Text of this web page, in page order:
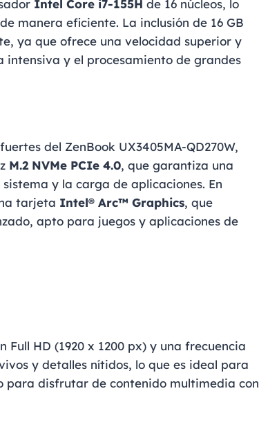
Intel Core i7-155H de 16 núcleos, lo
manera eficiente. La inclusión de 16 GB
ya que ofrece una velocidad superior y
y el procesamiento de grandes
del ZenBook UX3405MA-QD270W,
M.2 NVMe PCIe 4.0, que garantiza una
y la carga de aplicaciones. En
tarjeta Intel® Arc™ Graphics, que
apto para juegos y aplicaciones de
HD (1920 x 1200 px) y una frecuencia
y detalles nítidos, lo que es ideal para
para disfrutar de contenido multimedia con